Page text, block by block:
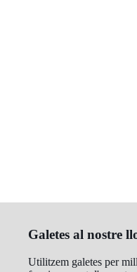
Galetes al nostre
Utilitzem galetes per